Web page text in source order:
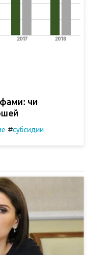
чи
#субсидии